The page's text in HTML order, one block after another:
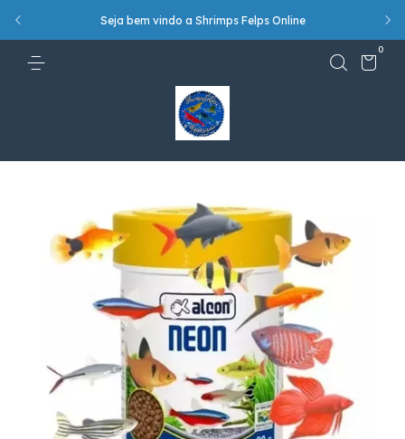
Seja bem vindo a Shrimps Felps Online
0